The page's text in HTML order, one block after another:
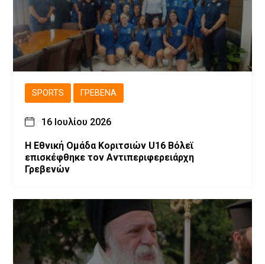
SPORTS ΓΡΕΒΕΝΆ
16 Ιουλίου 2026
Η Εθνική Ομάδα Κοριτσιών U16 Βόλεϊ
επισκέφθηκε τον Αντιπεριφερειάρχη
Γρεβενών